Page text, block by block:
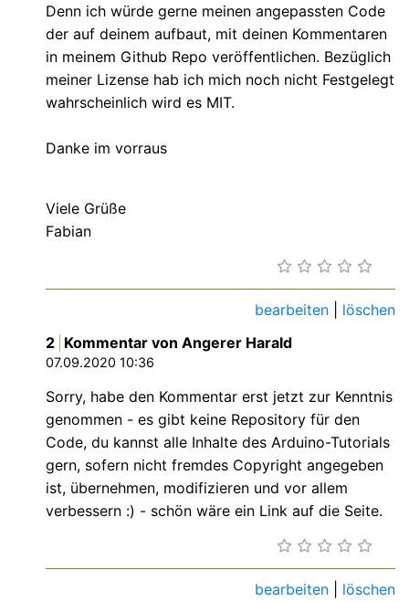
Denn ich würde gerne meinen angepassten Code
der auf deinem aufbaut, mit deinen Kommentaren
in meinem Github Repo veröffentlichen. Bezüglich
meiner Lizense hab ich mich noch nicht Festgelegt
wahrscheinlich wird es MIT.
Danke im vorraus
Viele Grüße
Fabian
bearbeiten
löschen
2 Kommentar von Angerer Harald
07.09.2020 10:36
Sorry, habe den Kommentar erst jetzt zur Kenntnis
genommen - es gibt keine Repository für den
Code, du kannst alle Inhalte des Arduino-Tutorials
gern, sofern nicht fremdes Copyright angegeben
ist, übernehmen, modifizieren und vor allem
verbessern :) - schön wäre ein Link auf die Seite.
bearbeiten
löschen